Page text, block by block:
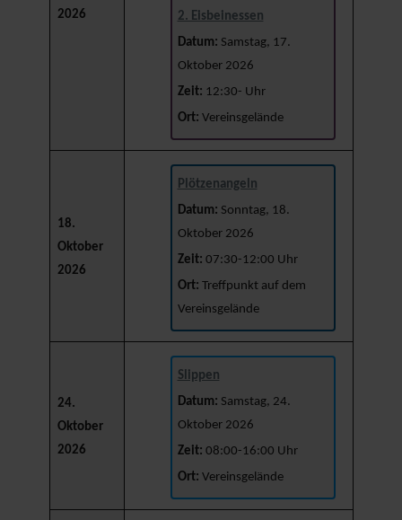
2026
2. Eisbeinessen
Datum: Samstag, 17.
Oktober 2026
Zeit: 12:30- Uhr
Ort: Vereinsgelände
18.
Oktober
2026
Plötzenangeln
Datum: Sonntag, 18.
Oktober 2026
Zeit: 07:30-12:00 Uhr
Ort: Treffpunkt auf dem
Vereinsgelände
24.
Oktober
2026
Slippen
Datum: Samstag, 24.
Oktober 2026
Zeit: 08:00-16:00 Uhr
Ort: Vereinsgelände